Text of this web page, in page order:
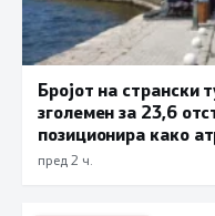
Бројот на странски
зголемен за 23,6
позиционира како
дестинација
пред 2 ч.